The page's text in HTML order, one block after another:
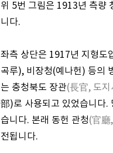
위 5번 그림은 1913년 측량
니다.
좌측 상단은 1917년 지형도
곡루), 비장청(예나헌) 등의
는 충청북도 장관(長官, 도지
部)로 사용되고 있었습니다.
습니다. 본래 동헌 관청(官廳
전됩니다.